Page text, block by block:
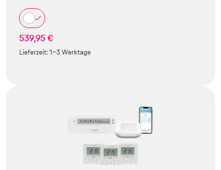
539,95 €
Lieferzeit:1-3 Werktage